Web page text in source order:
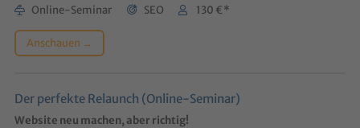
Online-Seminar
SEO 130 €*
Anschauen →
Der perfekte Relaunch (Online-Seminar)
Website neu machen, aber richtig!